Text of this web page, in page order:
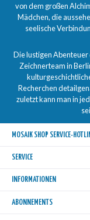
von dem großen
Mädchen, die
seelische
Die lustigen
Zeichnerteam in
Recherchen
zuletzt kann man in
MOSAIK SHOP SERVICE-
SERVICE
INFORMATIONEN
ABONNEMENTS